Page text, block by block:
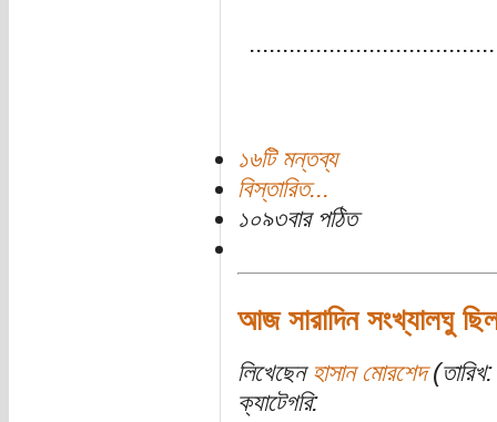
১৬টি মন্তব্য
বিস্তারিত...
১০৯৩বার পঠিত
আজ সারাদিন সংখ্যালঘু
লিখেছেন হাসান মোরশেদ
ক্যাটেগরি: